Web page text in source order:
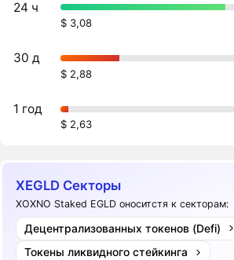
24 ч
$ 3,08
30 д
$ 2,88
1 год
$ 2,63
XEGLD Секторы
XOXNO Staked EGLD оноситстя к секторам:
Децентрализованных токенов (Defi)
Токены ликвидного стейкинга